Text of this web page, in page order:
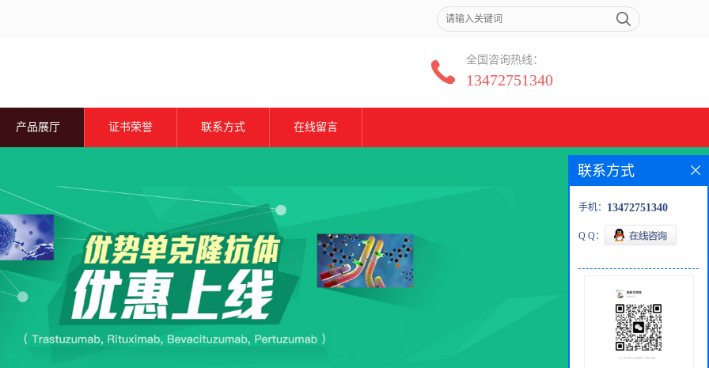
全国咨询热线：
13472751340
产品展厅 证书荣誉 联系方式 在线留言
联系方式
手机： 13472751340
Q Q：